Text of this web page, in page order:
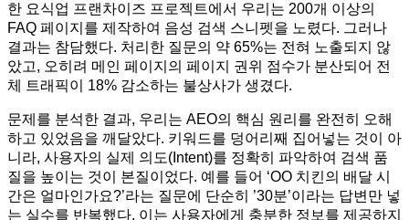
한 요식업 프랜차이즈 프로젝트에서 우리는 200개 이상의
FAQ 페이지를 제작하여 음성 검색 스니펫을 노렸다. 그러나
결과는 참담했다. 처리한 질문의 약 65%는 전혀 노출되지 않
았고, 오히려 메인 페이지의 페이지 권위 점수가 분산되어 전
체 트래픽이 18% 감소하는 불상사가 생겼다.
문제를 분석한 결과, 우리는 AEO의 핵심 원리를 완전히 오해
하고 있었음을 깨달았다. 키워드를 덩어리째 집어넣는 것이 아
니라, 사용자의 실제 의도(Intent)를 정확히 파악하여 검색 품
질을 높이는 것이 본질이었다. 예를 들어 ‘OO 치킨의 배달 시
간은 얼마인가요?’라는 질문에 단순히 ’30분’이라는 답변만 넣
는 실수를 반복했다. 이는 사용자에게 충분한 정보를 제공하지